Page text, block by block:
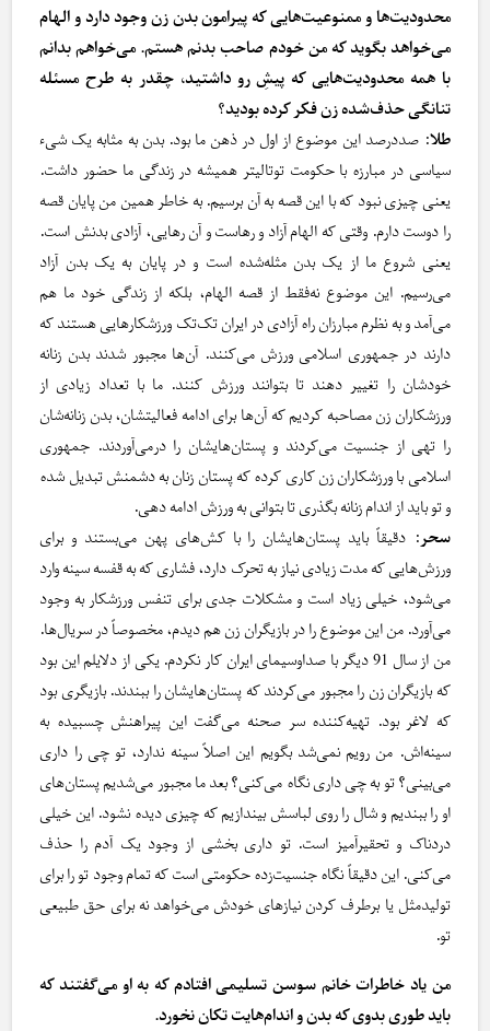
محدودیت‌ها و ممنوعیت‌هایی که پیرامون بدن زن وجود دارد و الهام
می‌خواهد بگوید که من خودم صاحب بدنم هستم. می‌خواهم بدانم
با همه محدودیت‌هایی که پیشِ رو داشتید، چقدر به طرح مسئله
تنانگی حذف‌شده زن فکر کرده بودید؟
طلا: صددرصد این موضوع از اول در ذهن ما بود. بدن به مثابه یک شیء
سیاسی در مبارزه با حکومت توتالیتر همیشه در زندگی ما حضور داشت.
یعنی چیزی نبود که با این قصه به آن برسیم. به ‌خاطر همین من پایان قصه
را دوست دارم. وقتی که الهام آزاد و رهاست و آن رهایی، آزادی بدنش است.
یعنی شروع ما از یک بدن مثله‌شده است و در پایان به یک بدن آزاد
می‌رسیم. این موضوع نه‌فقط از قصه الهام، بلکه از زندگی خود ما هم
می‌آمد و به‌ نظرم مبارزان راه آزادی در ایران تک‌تک ورزشکارهایی هستند که
دارند در جمهوری اسلامی ورزش می‌کنند. آن‌ها مجبور شدند بدن زنانه
خودشان را تغییر دهند تا بتوانند ورزش کنند. ما با تعداد زیادی از
ورزشکاران زن مصاحبه کردیم که آن‌ها برای ادامه فعالیتشان، بدن زنانه‌شان
را تهی از جنسیت می‌کردند و پستان‌هایشان را درمی‌آوردند. جمهوری
اسلامی با ورزشکاران زن کاری کرده که پستان زنان به دشمنش تبدیل شده
و تو باید از اندام زنانه بگذری تا بتوانی به ورزش ادامه دهی.
سحر : دقیقاً باید پستان‌هایشان را با کش‌های پهن می‌بستند و برای
ورزش‌هایی که مدت زیادی نیاز به تحرک دارد، فشاری که به قفسه سینه وارد
می‌شود، خیلی زیاد است و مشکلات جدی برای تنفس ورزشکار به وجود
می‌آورد. من این موضوع را در بازیگران زن هم دیدم، مخصوصاً در سریال‌ها.
من از سال 91 دیگر با صداوسیمای ایران کار نکردم. یکی از دلایلم این بود
که بازیگران زن را مجبور می‌کردند که پستان‌هایشان را ببندند. بازیگری بود
که لاغر بود. تهیه‌کننده سر صحنه می‌گفت این پیراهنش چسبیده به
سینه‌اش. من رویم نمی‌شد بگویم این اصلاً سینه ندارد، تو چی را داری
می‌بینی؟ تو به چی داری نگاه می‌کنی؟ بعد ما مجبور می‌شدیم پستان‌های
او را ببندیم و شال را روی لباسش بیندازیم که چیزی دیده نشود. این خیلی
دردناک و تحقیرآمیز است. تو داری بخشی از وجود یک آدم را حذف
می‌کنی. این دقیقاً نگاه جنسیت‌زده حکومتی است که تمام وجود تو را برای
تولیدمثل یا برطرف کردن نیازهای خودش می‌خواهد نه برای حق طبیعی
تو.
من یاد خاطرات خانم سوسن تسلیمی افتادم که به او می‌گفتند که
باید طوری بدوی که بدن و اندام‌هایت تکان نخورد.